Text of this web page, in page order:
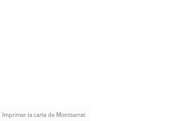
Imprimer la carte de Montserrat